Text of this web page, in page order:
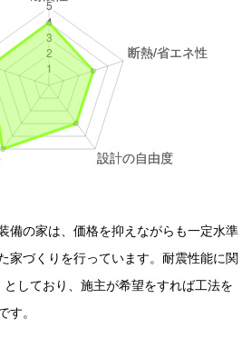
備の家は、価格を抑えながらも一定水準
家づくりを行っています。耐震性能に関
としており、施主が希望をすれば工法を
す。